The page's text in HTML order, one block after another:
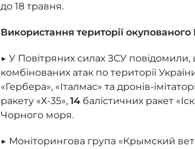
до 18 травня.
Використання території
▶ У Повітряних силах ЗСУ
комбінованих атак по території
«Гербера», «Італмас» та дронів-
ракету «Х-35», 14 балістичних ракет
Чорного моря.
▶ Моніторингова група «Крымский